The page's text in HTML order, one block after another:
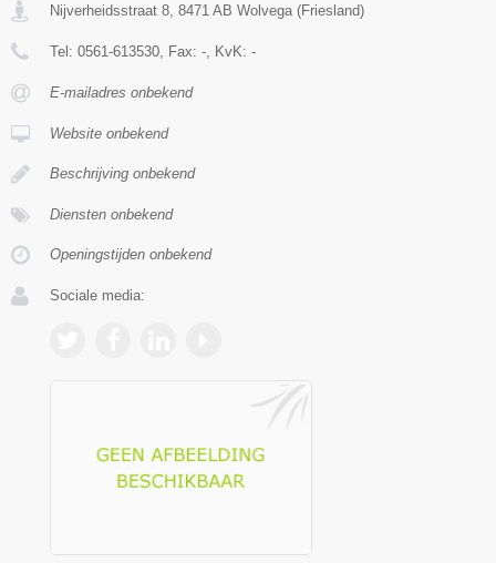
Nijverheidsstraat 8 8471 AB Wolvega (Friesland)
Tel: 0561-613530 , Fax: - , KvK: -
E-mailadres onbekend
Website onbekend
Beschrijving onbekend
Diensten onbekend
Openingstijden onbekend
Sociale media: